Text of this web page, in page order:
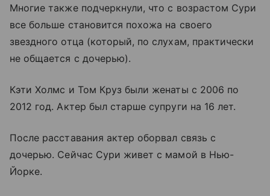
Многие также подчеркнули, что с возрастом Сури
все больше становится похожа на своего
звездного отца (который, по слухам, практически
не общается с дочерью).
Кэти Холмс и Том Круз были женаты с 2006 по
2012 год. Актер был старше супруги на 16 лет.
После расставания актер оборвал связь с
дочерью. Сейчас Сури живет с мамой в Нью-
Йорке.